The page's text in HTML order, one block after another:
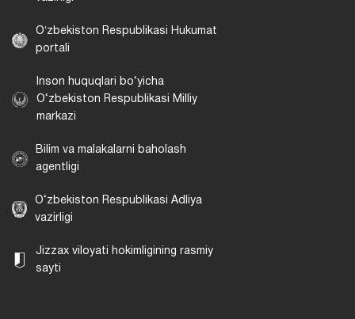
Oʻzbekiston Respublikasi Hukumat
portali
Inson huquqlari bo‘yicha
O‘zbekiston Respublikasi Milliy
markazi
Bilim va malakalarni baholash
agentligi
O‘zbekiston Respublikasi Adliya
vazirligi
Jizzax viloyati hokimligining rasmiy
sayti